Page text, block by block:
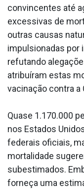
convincentes até
excessivas de
outras causas
impulsionadas por
refutando
atribuíram estas
vacinação contra a
Quase 1.170.000
nos Estados
federais oficiais,
mortalidade
subestimados.
forneça uma